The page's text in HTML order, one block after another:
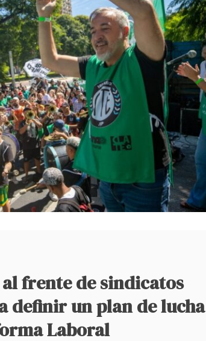
al frente de sindicatos
definir un plan de lucha
Laboral